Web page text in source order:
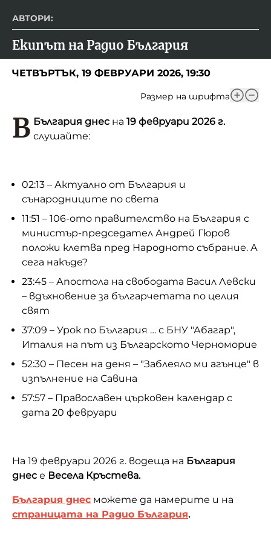
АВТОРИ:
Екипът на Радио България
ЧЕТВЪРТЪК, 19 ФЕВРУАРИ 2026, 19:30
Размер на шрифта
В България днес на 19 февруари 2026 г.
слушайте:
02:13 – Актуално от България и
сънародниците по света
11:51 – 106-ото правителство на България с
министър-председател Андрей Гюров
положи клетва пред Народното събрание. А
сега накъде?
23:45 – Апостола на свободата Васил Левски
– вдъхновение за българчетата по целия
свят
37:09 – Урок по България … с БНУ "Абагар",
Италия на път из Българското Черноморие
52:30 – Песен на деня – "Заблеяло ми агънце" в
изпълнение на Савина
57:57 – Православен църковен календар с
дата 20 февруари
На 19 февруари 2026 г. водеща на България
днес е Весела Кръстева.
България днес можете да намерите и на
страницата на Радио България.